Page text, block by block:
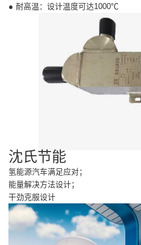
● 耐高温：设计温度可达1000℃
沈氏节能
氢能源汽车满足应对；
能量解决方法设计；
干劲克服设计